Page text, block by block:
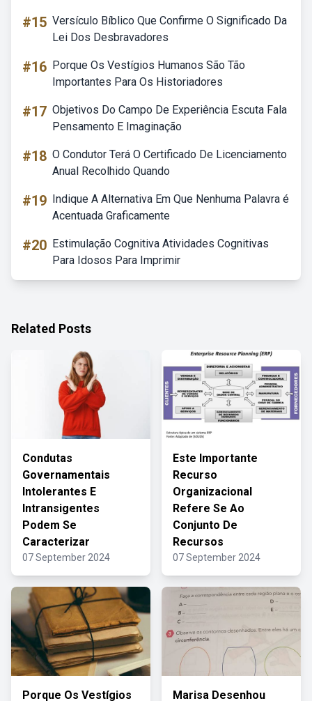
#15 Versículo Bíblico Que Confirme O Significado Da
Lei Dos Desbravadores
#16 Porque Os Vestígios Humanos São Tão
Importantes Para Os Historiadores
#17 Objetivos Do Campo De Experiência Escuta Fala
Pensamento E Imaginação
#18 O Condutor Terá O Certificado De Licenciamento
Anual Recolhido Quando
#19 Indique A Alternativa Em Que Nenhuma Palavra é
Acentuada Graficamente
#20 Estimulação Cognitiva Atividades Cognitivas
Para Idosos Para Imprimir
Related Posts
Condutas
Governamentais
Intolerantes E
Intransigentes
Podem Se
Caracterizar
07 September 2024
Este Importante
Recurso
Organizacional
Refere Se Ao
Conjunto De
Recursos
07 September 2024
Porque Os Vestígios Marisa Desenhou